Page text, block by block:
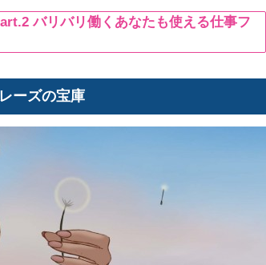
バリバリ働くあなたも使える仕事フ
ーズの宝庫